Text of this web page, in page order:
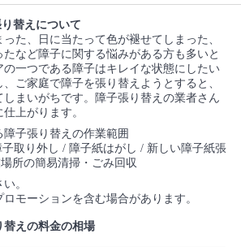
替えについて
た、日に当たって色が褪せてしまった、
など障子に関する悩みがある方も多いと
の一つである障子はキレイな状態にしたい
ご家庭で障子を張り替えようとすると、
まいがちです。障子張り替えの業者さん
上がります。
子張り替えの作業範囲
取り外し / 障子紙はがし / 新しい障子紙張
所の簡易清掃・ごみ回収
。
モーションを含む場合があります。
替えの料金の相場